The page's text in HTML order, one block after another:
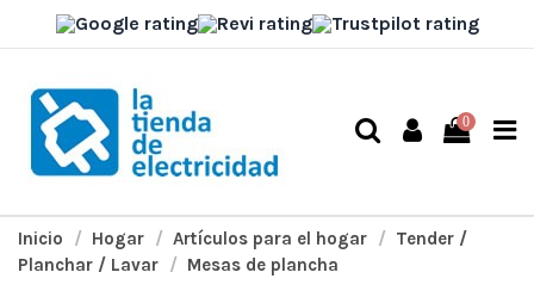
0
Inicio Hogar Artículos para el hogar
Tender /
Planchar / Lavar
Mesas de plancha